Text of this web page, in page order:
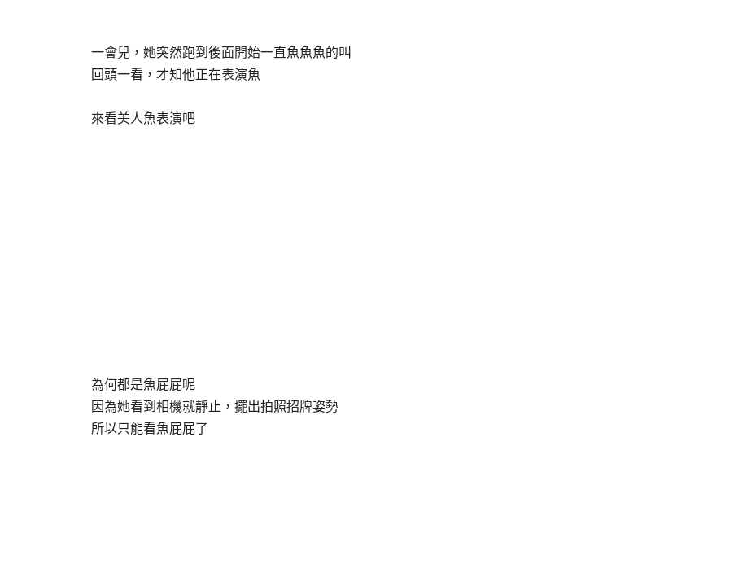
一會兒，她突然跑到後面開始一直魚魚魚的叫
回頭一看，才知他正在表演魚
來看美人魚表演吧
為何都是魚屁屁呢
因為她看到相機就靜止，擺出拍照招牌姿勢
所以只能看魚屁屁了